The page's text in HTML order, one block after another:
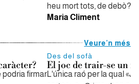
heu mort tots, de debò?
Maria Climent
Veure'n més
podria firmar
Des del sofà
El joc de trair-se un
L'única raó per la qual